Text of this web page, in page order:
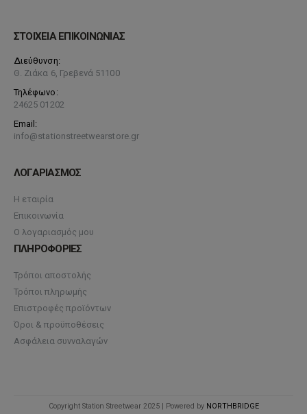
ΣΤΟΙΧΕΙΑ ΕΠΙΚΟΙΝΩΝΙΑΣ
Διεύθυνση:
Θ. Ζιάκα 6, Γρεβενά 51100
Τηλέφωνο:
24625 01202
Email:
info@stationstreetwearstore.gr
ΛΟΓΑΡΙΑΣΜΟΣ
Η εταιρία
Επικοινωνία
Ο λογαριασμός μου
ΠΛΗΡΟΦΟΡΙΕΣ
Τρόποι αποστολής
Τρόποι πληρωμής
Επιστροφές προϊόντων
Όροι & προϋποθέσεις
Ασφάλεια συνναλαγών
Copyright Station Streetwear 2025 | Powered by NORTHBRIDGE